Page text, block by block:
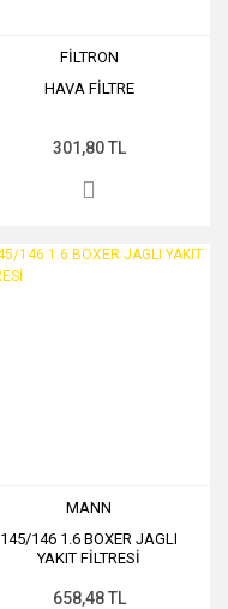
FİLTRON
HAVA FİLTRE
301,80 TL
MANN
145/146 1.6 BOXER JAGLI
YAKIT FİLTRESİ
658,48 TL